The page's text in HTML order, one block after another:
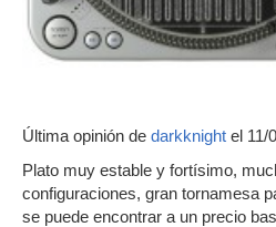
Última opinión de darkknight el 11/
Plato muy estable y fortísimo,
configuraciones, gran tornamesa
se puede encontrar a un precio